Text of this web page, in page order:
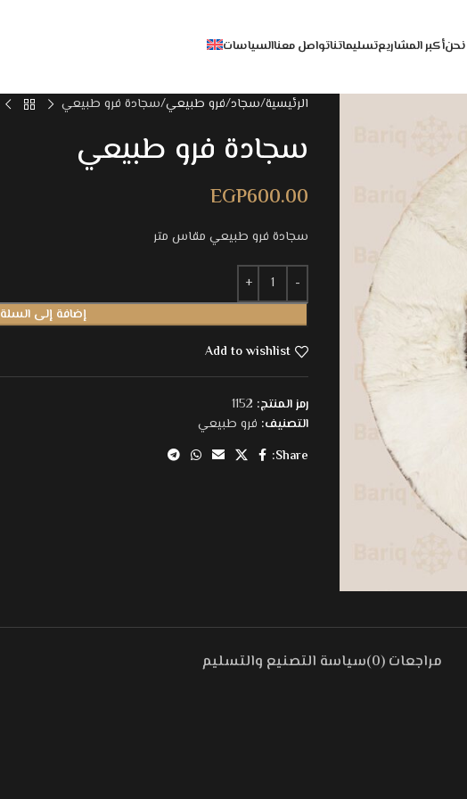
أكبر المشاريعتسليماتناتواصل معناالسياسات
الرئيسية سجاد فرو طبيعي سجادة فرو طبيعي
سجادة فرو طبيعي
EGP600.00
سجادة فرو طبيعي مقاس متر
إضافة إلى السلة
Add to wishlist
رمز المنتج: 1152
التصنيف: فرو طبيعي
Share:
مراجعات (0) سياسة التصنيع والتسليم